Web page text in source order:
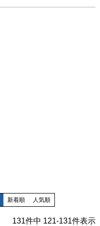
新着順 人気順
131件中 121-131件表示